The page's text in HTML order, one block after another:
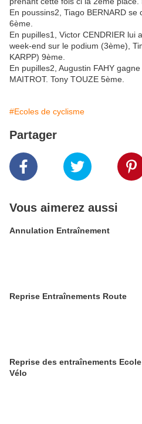
En poussins2, Tiago BERNARD se
6ème.
En pupilles1, Victor CENDRIER lui
week-end sur le podium (3ème),
KARPP) 9ème.
En pupilles2, Augustin FAHY
MAITROT. Tony TOUZE 5ème.
#Ecoles de cyclisme
Partager
Vous aimerez aussi
Annulation Entraînement
Reprise Entraînements Route
Reprise des entraînements
Vélo